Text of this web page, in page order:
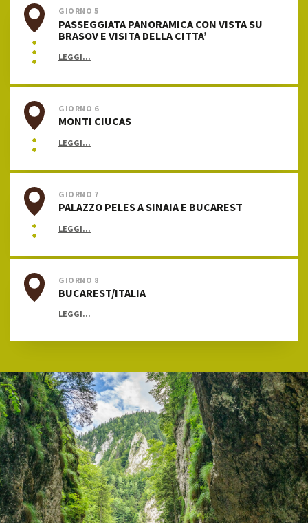
GIORNO 5
PASSEGGIATA PANORAMICA CON VISTA SU
BRASOV E VISITA DELLA CITTA’
LEGGI...
GIORNO 6
MONTI CIUCAS
LEGGI...
GIORNO 7
PALAZZO PELES A SINAIA E BUCAREST
LEGGI...
GIORNO 8
BUCAREST/ITALIA
LEGGI...